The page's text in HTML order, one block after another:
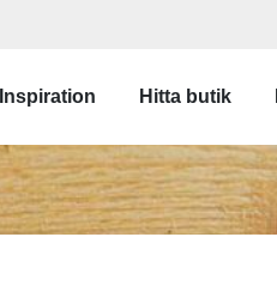
Inspiration Hitta butik